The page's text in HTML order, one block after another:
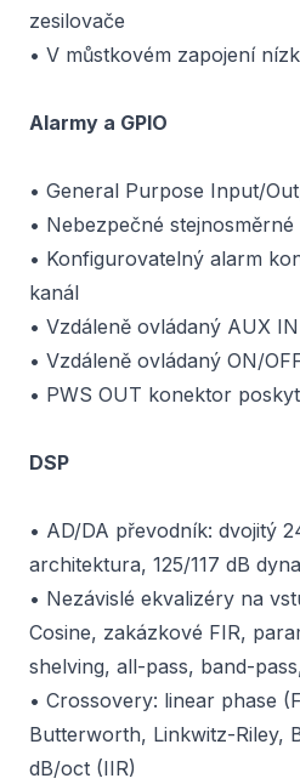
zesilovače
• V můstkovém zapojení
Alarmy a GPIO
• General Purpose Input/
• Nebezpečné
• Konfigurovatelný alarm
kanál
• Vzdáleně ovládaný AUX
• Vzdáleně ovládaný ON/
• PWS OUT konektor
DSP
• AD/DA převodník: dvojitý
architektura, 125/117 dB
• Nezávislé ekvalizéry na
Cosine, zakázkové FIR,
shelving, all-pass, band-
• Crossovery: linear phase
Butterworth, Linkwitz-Riley,
dB/oct (IIR)